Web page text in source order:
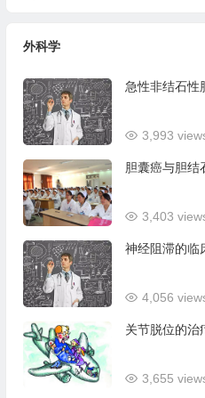
外科学
急性非结石性
3,993
胆囊癌与胆结
3,403
神经阻滞的临
4,056
关节脱位的治
3,655